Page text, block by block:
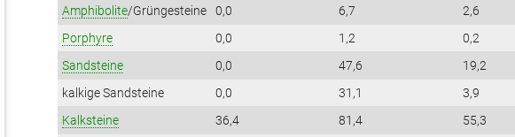
Amphibolite/Grüngesteine 0,0 6,7
2,6
Porphyre
0,0 1,2
0,2
Sandsteine
0,0 47,6
19,2
kalkige Sandsteine
0,0 31,1
3,9
Kalksteine
36,4 81,4 55,3